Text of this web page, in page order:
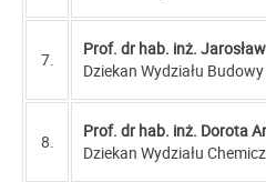
7.
Prof. dr hab. inż.
Dziekan Wydziału
8.
Prof. dr hab. inż. Dorota
Dziekan Wydziału